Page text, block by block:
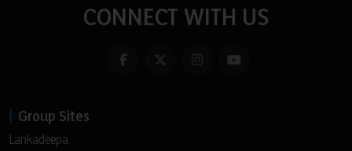
CONNECT WITH US
Group Sites
Lankadeepa